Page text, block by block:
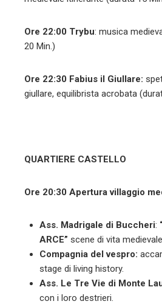
Ore 22:00 Trybu: musica
20 Min.)
Ore 22:30 Fabius il Giullare:
giullare, equilibrista acrobata
QUARTIERE CASTELLO
Ore 20:30 Apertura villaggio
Ass. Madrigale di Buccheri:
ARCE” scene di vita
Compagnia del vespro:
stage di living history.
Ass. Le Tre Vie di Monte
con i loro destrieri.